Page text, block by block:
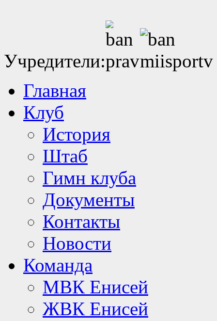
Учредители:
Главная
Клуб
История
Штаб
Гимн клуба
Документы
Контакты
Новости
Команда
МВК Енисей
ЖВК Енисей